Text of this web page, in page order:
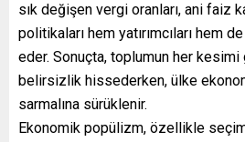
sık değişen vergi oranları, ani faiz
politikaları hem yatırımcıları hem
eder. Sonuçta, toplumun her
belirsizlik hissederken, ülke
sarmalına sürüklenir.
Ekonomik popülizm, özellikle